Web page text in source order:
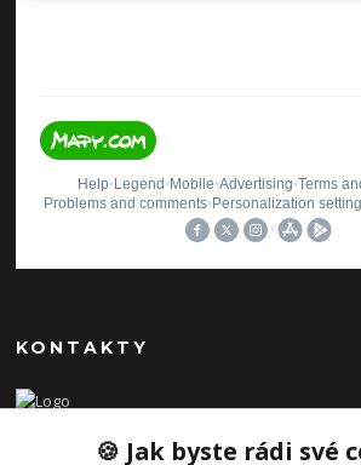
KONTAKTY
+420 606654169
🍪 Jak byste rádi své